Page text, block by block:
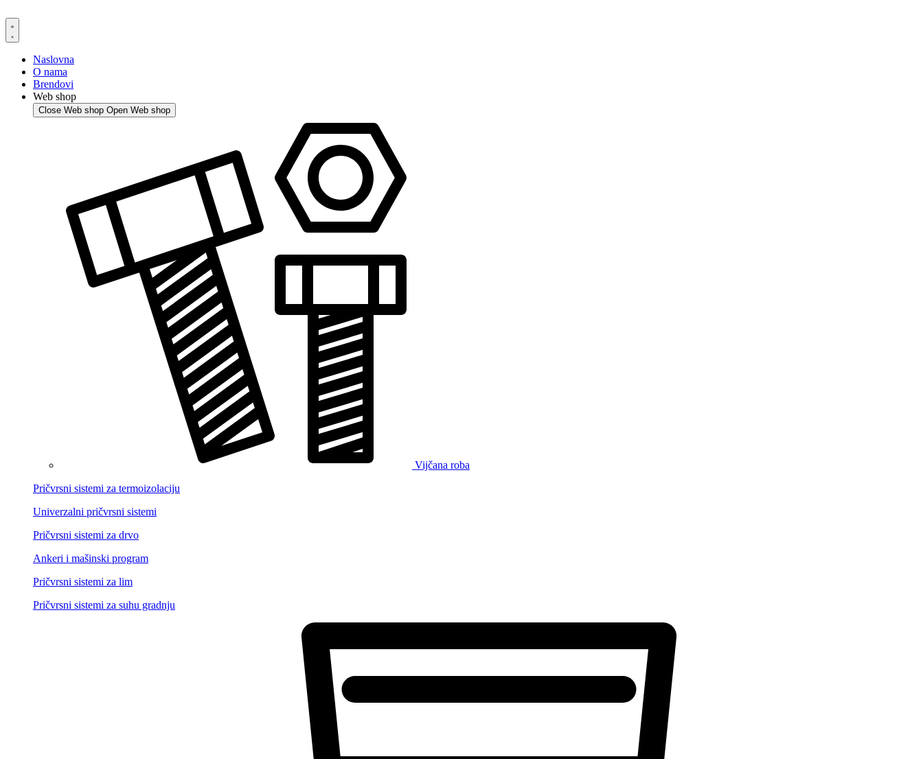
to
content
Naslovna
O nama
Brendovi
Web shop
Close Web shop Open Web shop
Vijčana roba
Pričvrsni sistemi za termoizolaciju
Univerzalni pričvrsni sistemi
Pričvrsni sistemi za drvo
Ankeri i mašinski program
Pričvrsni sistemi za lim
Pričvrsni sistemi za suhu gradnju